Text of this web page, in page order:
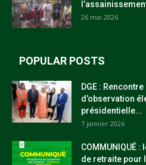
26 mai 2026
POPULAR POSTS
DGE :
d’observation
présidentielle...
7 janvier 2026
COMMUNIQUÉ
de retraite pour